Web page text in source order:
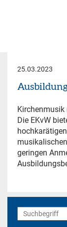
25.03.2023
Die EKvW
geringen